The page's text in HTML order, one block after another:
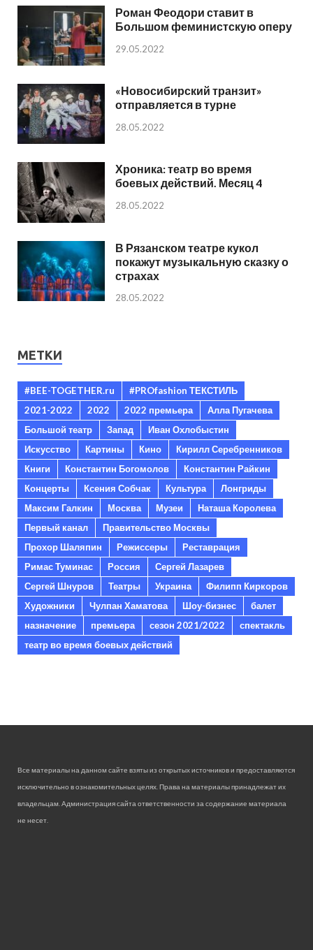
Роман Феодори ставит в
Большом феминистскую оперу
29.05.2022
«Новосибирский транзит»
отправляется в турне
28.05.2022
Хроника: театр во время
боевых действий. Месяц 4
28.05.2022
В Рязанском театре кукол
покажут музыкальную сказку о
страхах
28.05.2022
МЕТКИ
#BEE-TOGETHER.ru
#PROfashion ТЕКСТИЛЬ
2021-2022
2022 2022 премьера
Алла Пугачева
Большой театр
Запад
Иван Охлобыстин
Искусство
Картины Кино
Кирилл Серебренников
Книги
Константин Богомолов
Константин Райкин
Концерты
Ксения Собчак Культура
Лонгриды
Максим Галкин
Москва Музеи
Наташа Королева
Первый канал
Правительство Москвы
Прохор Шаляпин
Режиссеры
Реставрация
Римас Туминас
Россия
Сергей Лазарев
Сергей Шнуров
Театры Украина
Филипп Киркоров
Художники
Чулпан Хаматова Шоу-бизнес
балет
назначение
премьера сезон 2021/2022
спектакль
театр во время боевых действий
Все материалы на данном сайте взяты из открытых источников и предоставляются
исключительно в ознакомительных целях. Права на материалы принадлежат их
владельцам. Администрация сайта ответственности за содержание материала
не несет.